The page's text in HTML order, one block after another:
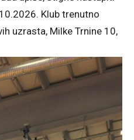
Klub trenutno
uzrasta, Milke Trnine 10,